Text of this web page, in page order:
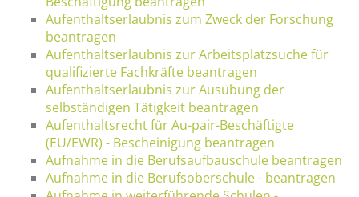
Aufenthaltserlaubnis zum Zweck der Forschung
beantragen
Aufenthaltserlaubnis zur Arbeitsplatzsuche für
qualifizierte Fachkräfte beantragen
Aufenthaltserlaubnis zur Ausübung der
selbständigen Tätigkeit beantragen
Aufenthaltsrecht für Au-pair-Beschäftigte
(EU/EWR) - Bescheinigung beantragen
Aufnahme in die Berufsaufbauschule beantragen
Aufnahme in die Berufsoberschule - beantragen